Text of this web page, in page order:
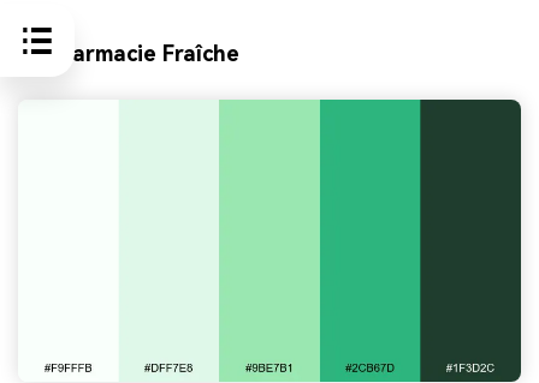
9) Pharmacie Fraîche